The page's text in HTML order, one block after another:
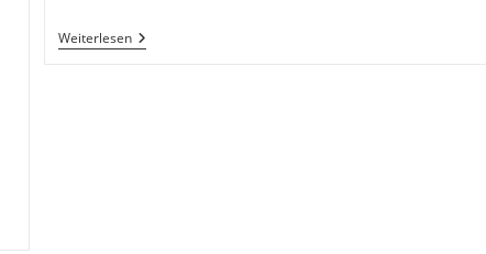
WeiterlesenBines
Großes